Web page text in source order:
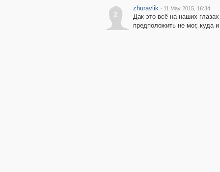
z
zhuravlik · 11 May 2015, 16:34
Дак это всё на наших
предположить не мог, куда